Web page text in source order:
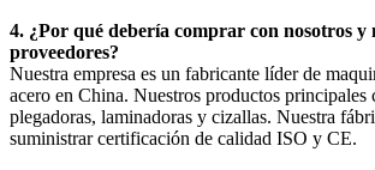
4. ¿Por qué debería comprar con nosotros y
proveedores?
Nuestra empresa es un fabricante líder de
acero en China. Nuestros productos principales
plegadoras, laminadoras y cizallas. Nuestra
suministrar certificación de calidad ISO y CE.